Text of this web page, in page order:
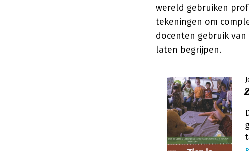
wereld gebruiken
tekeningen om
docenten gebruik
laten begrijpen.